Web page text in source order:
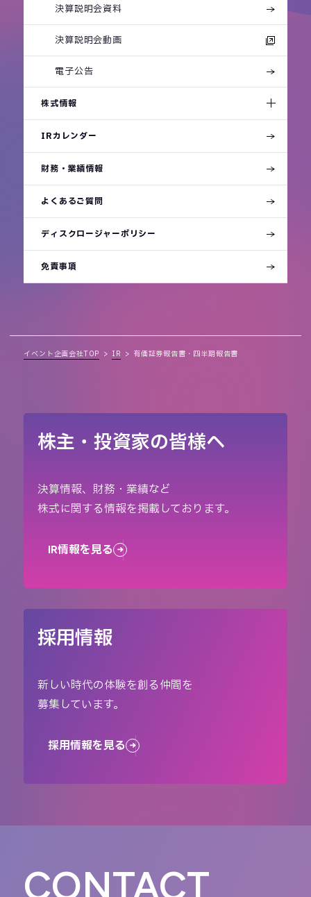
決算説明会資料
決算説明会動画
電子公告
株式情報
IRカレンダー
財務・業績情報
よくあるご質問
ディスクロージャーポリシー
免責事項
イベント企画会社TOP IR 有価証券報告書・四半期報告書
株主・投資家の皆様へ
決算情報、財務・業績など
株式に関する情報を掲載しております。
IR情報を見る
採用情報
新しい時代の体験を創る仲間を
募集しています。
採用情報を見る
CONTACT